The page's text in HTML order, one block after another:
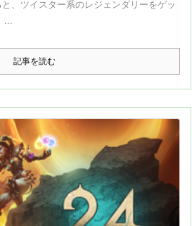
、ツイスター系のレジェンダリーをゲッ
...
記事を読む